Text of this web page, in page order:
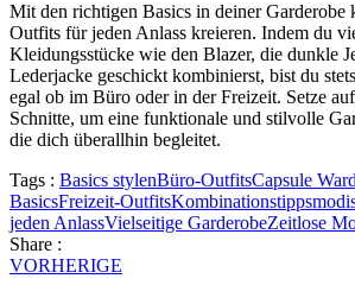
Mit den richtigen Basics in deiner Garderobe
Outfits für jeden Anlass kreieren. Indem du
Kleidungsstücke wie den Blazer, die dunkle
Lederjacke geschickt kombinierst, bist du
egal ob im Büro oder in der Freizeit. Setze
Schnitte, um eine funktionale und stilvolle
die dich überallhin begleitet.
Tags : Basics stylenBüro-OutfitsCapsule
BasicsFreizeit-OutfitsKombinationstipps
jeden AnlassVielseitige GarderobeZeitlose
Share :
VORHERIGE